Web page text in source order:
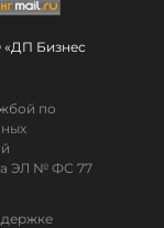
«ДП Бизнес
по
ЭЛ № ФС 77